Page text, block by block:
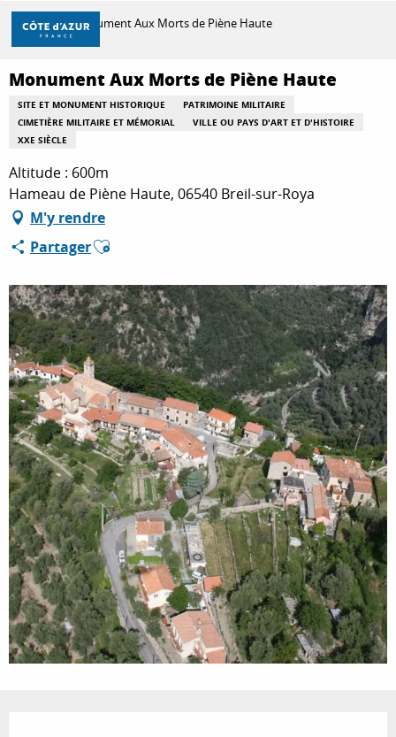
Aller
contenu
principal
DÉCOUVRIR
À FAIRE
SÉJOURNER
Accueil Monument Aux Morts de Piène Haute
Monument Aux Morts de Piène Haute
SITE ET MONUMENT HISTORIQUE
PATRIMOINE MILITAIRE
CIMETIÈRE MILITAIRE ET MÉMORIAL
VILLE OU PAYS D'ART ET D'HISTOIRE
XXE SIÈCLE
Altitude : 600m
Hameau de Piène Haute, 06540 Breil-sur-Roya
M'y rendre
PartagerAjouter aux favoris